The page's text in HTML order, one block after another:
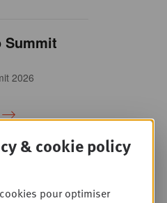
Summit
2026
& cookie policy
pour optimiser